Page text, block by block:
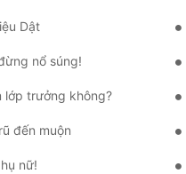
Dật
nổ súng!
lớp trưởng không?
đến muộn
nữ!